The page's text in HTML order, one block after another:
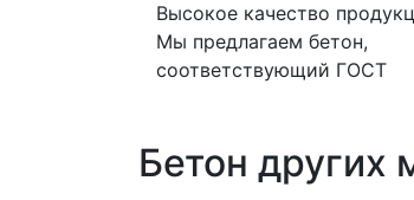
Высокое качество
Мы предлагаем бетон,
соответствующий ГОСТ
Бетон других